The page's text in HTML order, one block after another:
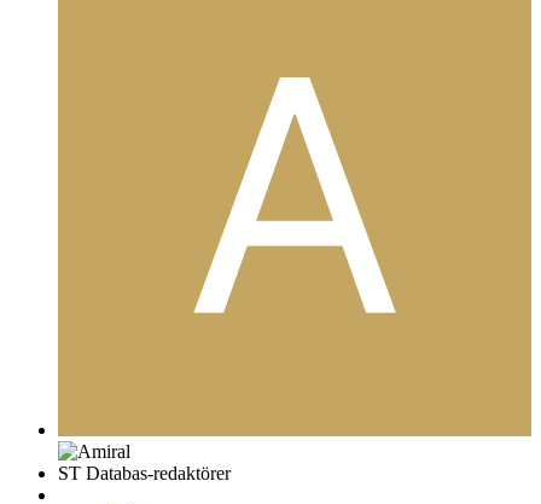
ST Databas-redaktörer